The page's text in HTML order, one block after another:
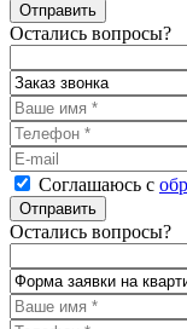
Остались вопросы?
Соглашаюсь с
Остались вопросы?